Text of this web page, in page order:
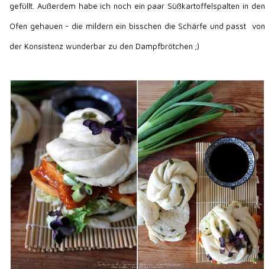
gefüllt. Außerdem habe ich noch ein paar Süßkartoffelspalten in den
Ofen gehauen - die mildern ein bisschen die Schärfe und passt von
der Konsistenz wunderbar zu den Dampfbrötchen ;)